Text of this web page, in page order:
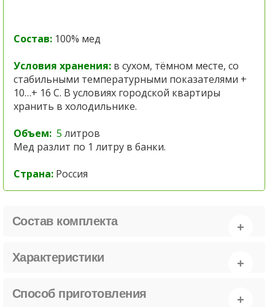
Состав: 100% мед
Условия хранения: в сухом, тёмном месте, со
стабильными температурными показателями +
10…+ 16 С. В условиях городской квартиры
хранить в холодильнике.
Объем: 5 литров
Мед разлит по 1 литру в банки.
Страна: Россия
Состав комплекта
Характеристики
Способ приготовления